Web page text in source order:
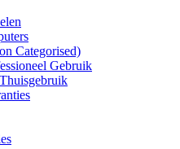
Categorised)
Gebruik